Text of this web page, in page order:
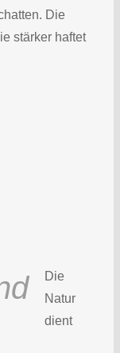
Die
stärker haftet
Die
Natur
dient